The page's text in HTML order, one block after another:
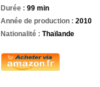
Durée : 99 min
Année de production : 2010
Nationalité : Thaïlande